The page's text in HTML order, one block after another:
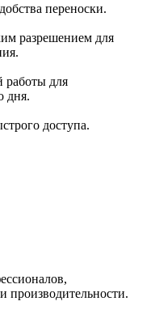
переноски.
разрешением для
работы для
дня.
доступа.